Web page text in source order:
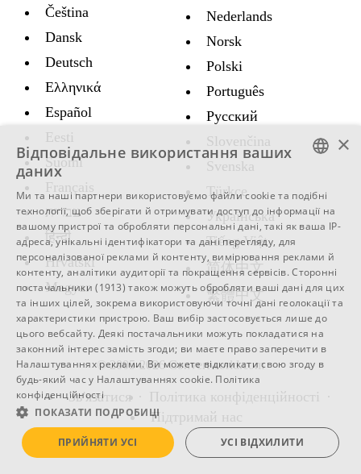
Čeština
Dansk
Deutsch
Ελληνικά
Español
Eesti
Suomi
Français
עברית
हिन्दी
Hrvatski
Magyar
Nederlands
Norsk
Polski
Português
Русский
Slovenčina
Svenska
Türkçe
Украïнська
Tiếng Việt
简体中文
繁體中文
© 2005-2026 Convertworld.com
Зв'язатися
Політика конфіденційності
Підтримай нас
SWEDISH
SPANISH
CATALAN
BULGARIAN
CZECH
PORTUGUESE
×
Відповідальне використання ваших
даних
Ми та наші партнери використовуємо файли cookie та подібні
технології, щоб зберігати й отримувати доступ до інформації на
вашому пристрої та обробляти персональні дані, такі як ваша IP-
адреса, унікальні ідентифікатори та дані перегляду, для
персоналізованої реклами й контенту, вимірювання реклами й
контенту, аналітики аудиторії та покращення сервісів.Сторонні
постачальники (1913) також можуть обробляти ваші дані для цих
та інших цілей, зокрема використовуючи точні дані геолокації та
характеристики пристрою. Ваш вибір застосовується лише до
цього вебсайту. Деякі постачальники можуть покладатися на
законний інтерес замість згоди; ви маєте право заперечити в
Налаштуваннях реклами. Ви можете відкликати свою згоду в
будь-який час у Налаштуваннях cookie. Політика
конфіденційності
ПОКАЗАТИ ПОДРОБИЦІ
ПРИЙНЯТИ УСІ УСІ ВІДХИЛИТИ